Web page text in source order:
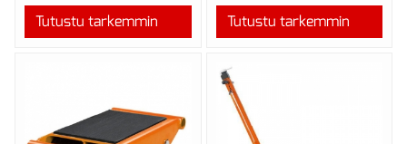
penkkihiomakoneet,
vaivattomaan
Tutustu tarkemmin Tutustu tarkemmin